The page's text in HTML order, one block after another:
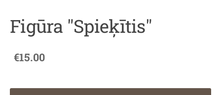
Figūra "Spieķītis"
€15.00